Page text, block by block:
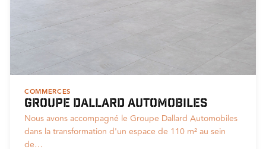
COMMERCES
Groupe Dallard Automobiles
Nous avons accompagné le Groupe Dallard Automobiles
dans la transformation d'un espace de 110 m² au sein
de…